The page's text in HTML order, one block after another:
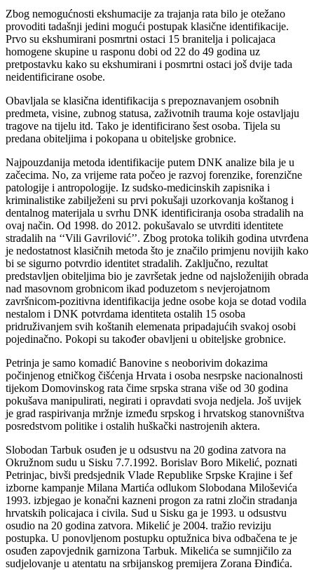
Zbog nemogućnosti ekshumacije za trajanja rata bilo je otežano
provoditi tadašnji jedini mogući postupak klasične identifikacije.
Prvo su ekshumirani posmrtni ostaci 15 branitelja i policajaca
homogene skupine u rasponu dobi od 22 do 49 godina uz
pretpostavku kako su ekshumirani i posmrtni ostaci još dvije tada
neidentificirane osobe.
Obavljala se klasična identifikacija s prepoznavanjem osobnih
predmeta, visine, zubnog statusa, zaživotnih trauma koje ostavljaju
tragove na tijelu itd. Tako je identificirano šest osoba. Tijela su
predana obiteljima i pokopana u obiteljske grobnice.
Najpouzdanija metoda identifikacije putem DNK analize bila je u
začecima. No, za vrijeme rata počeo je razvoj forenzike, forenzične
patologije i antropologije. Iz sudsko-medicinskih zapisnika i
kriminalistike zabilježeni su prvi pokušaji uzorkovanja koštanog i
dentalnog materijala u svrhu DNK identificiranja osoba stradalih na
ovaj način. Od 1998. do 2012. pokušavalo se utvrditi identitete
stradalih na ‘‘Vili Gavrilović’’. Zbog protoka tolikih godina utvrđena
je nedostatnost klasičnih metoda što je značilo primjenu novijih kako
bi se sigurno potvrdio identitet stradalih. Zaključno, rezultat
predstavljen obiteljima bio je završetak jedne od najsloženijih obrada
nad masovnom grobnicom ikad poduzetom s nevjerojatnom
završnicom-pozitivna identifikacija jedne osobe koja se dotad vodila
nestalom i DNK potvrdama identiteta ostalih 15 osoba
pridruživanjem svih koštanih elemenata pripadajućih svakoj osobi
pojedinačno. Pokopi su također obavljeni u obiteljske grobnice.
Petrinja je samo komadić Banovine s neoborivim dokazima
počinjenog etničkog čišćenja Hrvata i osoba nesrpske nacionalnosti
tijekom Domovinskog rata čime srpska strana više od 30 godina
pokušava manipulirati, negirati i opravdati svoja nedjela. Još uvijek
je grad raspirivanja mržnje između srpskog i hrvatskog stanovništva
posredstvom politike i ostalih huškački nastrojenih aktera.
Slobodan Tarbuk osuđen je u odsustvu na 20 godina zatvora na
Okružnom sudu u Sisku 7.7.1992. Borislav Boro Mikelić, poznati
Petrinjac, bivši predsjednik Vlade Republike Srpske Krajine i šef
izborne kampanje Milana Martića odlukom Slobodana Miloševića
1993. izbjegao je konačni kazneni progon za ratni zločin stradanja
hrvatskih policajaca i civila. Sud u Sisku ga je 1993. u odsustvu
osudio na 20 godina zatvora. Mikelić je 2004. tražio reviziju
postupka. U ponovljenom postupku optužnica biva odbačena te je
osuđen zapovjednik garnizona Tarbuk. Mikelića se sumnjičilo za
sudjelovanje u atentatu na srbijanskog premijera Zorana Đinđića.